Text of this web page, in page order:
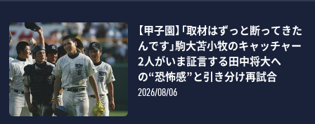
【甲子園】「取材はずっと断ってきた
んです」駒大苫小牧のキャッチャー
2人がいま証言する田中将大へ
の“恐怖感”と引き分け再試合
2026/08/06